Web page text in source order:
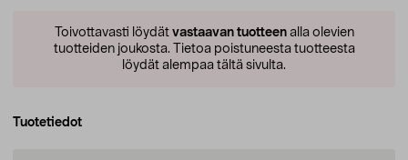
Toivottavasti löydät vastaavan tuotteenalla olevien
tuotteiden joukosta. Tietoa poistuneesta tuotteesta
löydät alempaa tältä sivulta.
Tuotetiedot